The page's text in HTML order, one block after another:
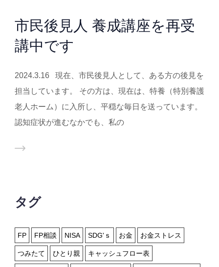
市民後見人 養成講座を再受
講中です
2024.3.16 現在、市民後見人として、ある方の後見を
担当しています。 その方は、現在は、特養（特別養護
老人ホーム）に入所し、平穏な毎日を送っています。
認知症状が進むなかでも、私の
タグ
FP FP相談 NISA SDG'ｓ お金 お金ストレス
つみたて ひとり親 キャッシュフロー表